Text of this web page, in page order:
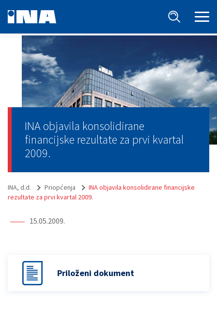
INA objavila konsolidirane
financijske rezultate za prvi kvartal
2009.
INA, d.d. Priopćenja
INA objavila konsolidirane financijske
rezultate za prvi kvartal 2009.
15.05.2009.
Priloženi dokument